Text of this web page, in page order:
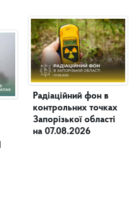
Радіаційний фон в
контрольних точках
Запорізької області
на 07.08.2026